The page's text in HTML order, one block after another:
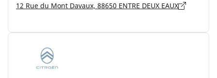
12 Rue du Mont Davaux, 88650 ENTRE DEUX EAUX